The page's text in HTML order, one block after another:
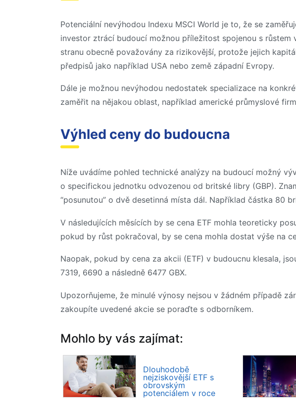
Potenciální nevýhodou Indexu MSCI World je to, že se
investor ztrácí budoucí možnou příležitost spojenou s
stranu obecně považovány za rizikovější, protože jejich
předpisů jako například USA nebo země západní Evropy.
Dále je možnou nevýhodou nedostatek specializace na
zaměřit na nějakou oblast, například americké průmyslové
Výhled ceny do budoucna
Níže uvádíme pohled technické analýzy na budoucí možný
o specifickou jednotku odvozenou od britské libry (GBP).
“posunutou” o dvě desetinná místa dál. Například částka 80
V následujících měsících by se cena ETF mohla teoreticky
pokud by růst pokračoval, by se cena mohla dostat výše na
Naopak, pokud by cena za akcii (ETF) v budoucnu klesala,
7319, 6690 a následně 6477 GBX.
Upozorňujeme, že minulé výnosy nejsou v žádném případě
zakoupíte uvedené akcie se poraďte s odborníkem.
Mohlo by vás zajímat:
Dlouhodobě
nejziskovější ETF s
obrovským
potenciálem v roce